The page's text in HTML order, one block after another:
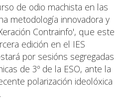
de odio machista en las
metodología innovadora y
Contrainfo', que este
edición en el IES
por sesións segregadas
de 3º de la ESO, ante la
polarización ideolóxica